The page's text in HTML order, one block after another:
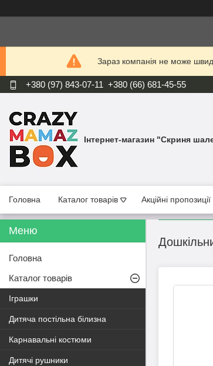
Зараз компанія не може
+380 (97) 843-07-11 +380 (66) 681-45-55
Інтернет-магазин "Скриня
Головна Каталог товарів Акційні пропозиції
Головна
Каталог товарів
Іграшки
Дитяча постільна білизна
Карнавальні костюми
Дитячі рушники